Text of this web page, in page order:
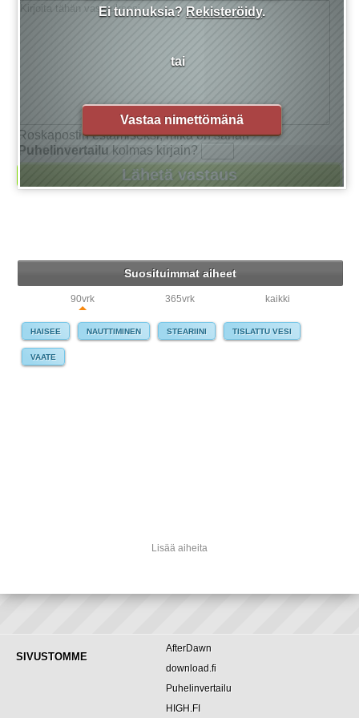
Ei tunnuksia? Rekisteröidy.
tai
Vastaa nimettömänä
Roskapostin estämiseksi, mikä on sanan
Puhelinvertailu kolmas kirjain?
Suosituimmat aiheet
90vrk 365vrk kaikki
HAISEE NAUTTIMINEN STEARIINI TISLATTU VESI
VAATE
Lisää aiheita
SIVUSTOMME
AfterDawn
download.fi
Puhelinvertailu
HIGH.FI